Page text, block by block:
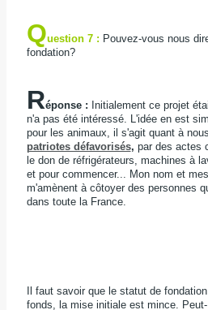
Question 7 : Pouvez-vous nous
fondation?
Réponse : Initialement ce projet
n'a pas été intéressé. L'idée en est
pour les animaux, il s'agit quant à
patriotes défavorisés, par des actes
le don de réfrigérateurs, machines à
et pour commencer... Mon nom et
m'amènent à côtoyer des personnes
dans toute la France.
Il faut savoir que le statut de
fonds, la mise initiale est mince.